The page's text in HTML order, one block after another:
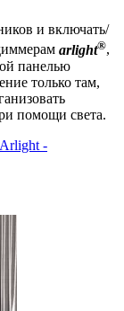
и включать/
arlight®,
панелью
только там,
помощи света.
Arlight -